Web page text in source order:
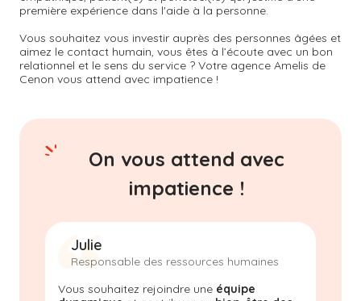
première expérience dans l'aide à la personne.
Vous souhaitez vous investir auprès des personnes âgées et
aimez le contact humain, vous êtes à l’écoute avec un bon
relationnel et le sens du service ? Votre agence Amelis de
Cenon vous attend avec impatience !
On vous attend avec
impatience !
Julie
Responsable des ressources humaines
Vous souhaitez rejoindre une équipe